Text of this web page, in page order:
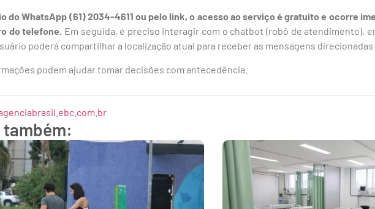
do WhatsApp (61) 2034-4611 ou pelo link, o acesso ao serviço é gratuito e ocorre
do telefone. Em seguida, é preciso interagir com o chatbot (robô de atendimento),
usuário poderá compartilhar a localização atual para receber as mensagens direcionadas
podem ajudar tomar decisões com antecedência.
também: